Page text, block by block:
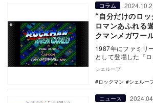
コラム
“自分だけのロ
ロマンあふれる
クマンメガワー
1987年にファミリ
として登場した『
ゲーム機向けタイ
が、199…
シェループ
ロックマン
シェルー
ニュース